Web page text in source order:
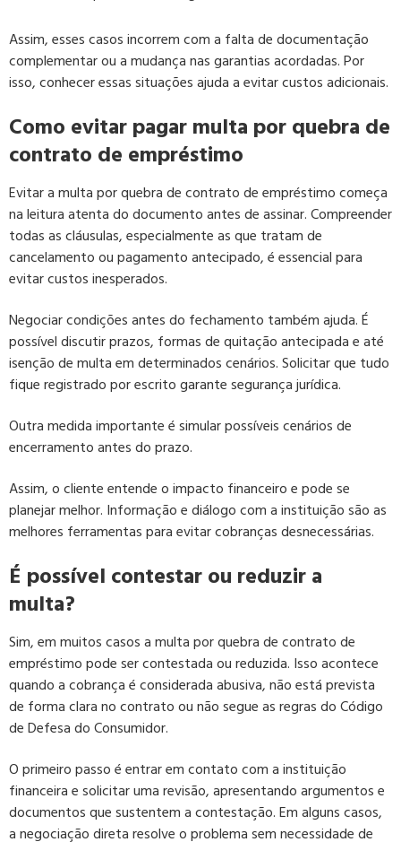
Assim, esses casos incorrem com a falta de documentação
complementar ou a mudança nas garantias acordadas. Por
isso, conhecer essas situações ajuda a evitar custos adicionais.
Como evitar pagar multa por quebra de
contrato de empréstimo
Evitar a multa por quebra de contrato de empréstimo começa
na leitura atenta do documento antes de assinar. Compreender
todas as cláusulas, especialmente as que tratam de
cancelamento ou pagamento antecipado, é essencial para
evitar custos inesperados.
Negociar condições antes do fechamento também ajuda. É
possível discutir prazos, formas de quitação antecipada e até
isenção de multa em determinados cenários. Solicitar que tudo
fique registrado por escrito garante segurança jurídica.
Outra medida importante é simular possíveis cenários de
encerramento antes do prazo.
Assim, o cliente entende o impacto financeiro e pode se
planejar melhor. Informação e diálogo com a instituição são as
melhores ferramentas para evitar cobranças desnecessárias.
É possível contestar ou reduzir a
multa?
Sim, em muitos casos a multa por quebra de contrato de
empréstimo pode ser contestada ou reduzida. Isso acontece
quando a cobrança é considerada abusiva, não está prevista
de forma clara no contrato ou não segue as regras do Código
de Defesa do Consumidor.
O primeiro passo é entrar em contato com a instituição
financeira e solicitar uma revisão, apresentando argumentos e
documentos que sustentem a contestação. Em alguns casos,
a negociação direta resolve o problema sem necessidade de